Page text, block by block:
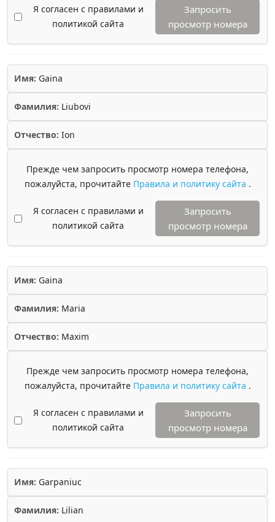
Я согласен с правилами и
политикой сайта
Запросить
просмотр номера
Имя: Gaina
Фамилия: Liubovi
Отчество: Ion
Прежде чем запросить просмотр номера телефона,
пожалуйста, прочитайте Правила и политику сайта .
Я согласен с правилами и
политикой сайта
Запросить
просмотр номера
Имя: Gaina
Фамилия: Maria
Отчество: Maxim
Прежде чем запросить просмотр номера телефона,
пожалуйста, прочитайте Правила и политику сайта .
Я согласен с правилами и
политикой сайта
Запросить
просмотр номера
Имя: Garpaniuc
Фамилия: Lilian